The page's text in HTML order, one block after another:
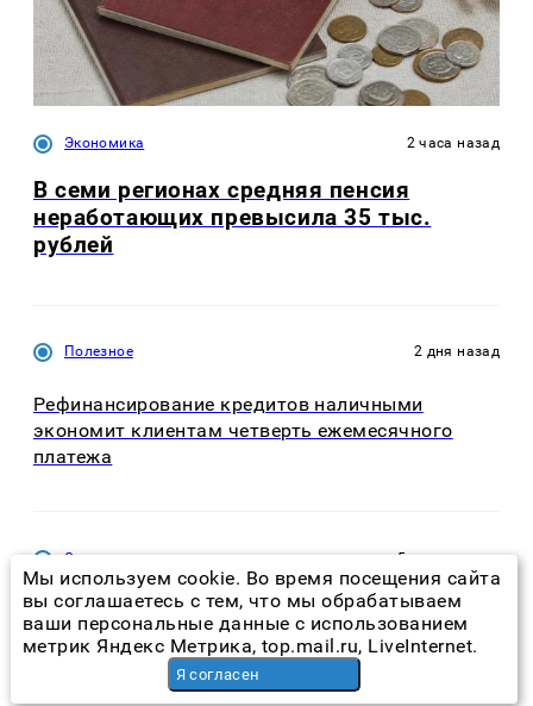
Экономика 2 часа назад
В семи регионах средняя пенсия
неработающих превысила 35 тыс.
рублей
Полезное 2 дня назад
Рефинансирование кредитов наличными
экономит клиентам четверть ежемесячного
платежа
Экономика 5 часов назад
Центробанк Ирака получил $500 млн от США
после паузы в поставках
Мы используем cookie. Во время посещения сайта
вы соглашаетесь с тем, что мы обрабатываем
ваши персональные данные с использованием
метрик Яндекс Метрика, top.mail.ru, LiveInternet.
Я согласен